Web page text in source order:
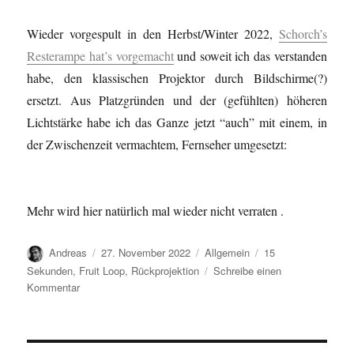
Wieder vorgespult in den Herbst/Winter 2022, Schorch’s
Resterampe hat’s vorgemachtund soweit ich das verstanden
habe, den klassischen Projektor durch Bildschirme(?)
ersetzt. Aus Platzgründen und der (gefühlten) höheren
Lichtstärke habe ich das Ganze jetzt “auch” mit einem, in
der Zwischenzeit vermachtem, Fernseher umgesetzt:
Mehr wird hier natürlich mal wieder nicht verraten .
Autor
Andreas
Veröffentlicht
am
27. November 2022 Kategorien
Allgemein Schlagwörter
15
Sekunden, Fruit Loop, Rückprojektion
Schreibe einen
Kommentarzu